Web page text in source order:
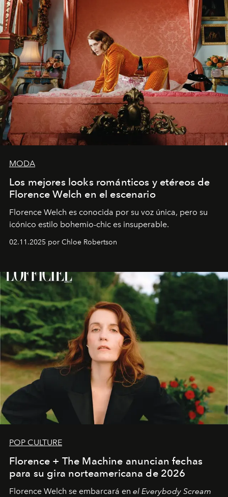
MODA
Los mejores looks románticos y etéreos de
Florence Welch en el escenario
Florence Welch es conocida por su voz única, pero su
icónico estilo bohemio-chic es insuperable.
02.11.2025 por Chloe Robertson
POP CULTURE
Florence + The Machine anuncian fechas
para su gira norteamericana de 2026
Florence Welch se embarcará en el Everybody Scream